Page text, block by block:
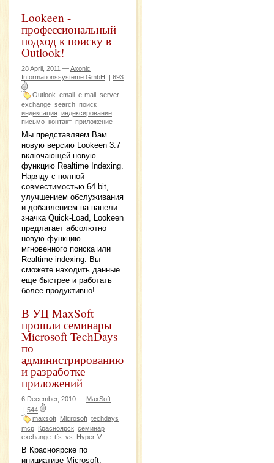
Lookeen -
профессиональный
подход к поиску в
Outlook!
28 April, 2011 —Axonic
Informationssysteme GmbH | 693
Outlook email e-mail server
exchange search поиск
индексация индексирование
письмо контакт приложение
Мы представляем Вам
новую версию Lookeen 3.7
включающей новую
функцию Realtime Indexing.
Наряду с полной
совместимостью 64 bit,
улучшением обслуживания
и добавлением на панели
значка Quick-Load, Lookeen
предлагает абсолютно
новую функцию
мгновенного поиска или
Realtime indexing. Вы
сможете находить данные
еще быстрее и работать
более продуктивно!
В УЦ MaxSoft
прошли семинары
Microsoft TechDays
по
администрированию
и разработке
приложений
6 December, 2010 — MaxSoft
| 544
maxsoft Microsoft techdays
mcp Красноярск семинар
exchange tfs vs Hyper-V
В Красноярске по
инициативе Microsoft,